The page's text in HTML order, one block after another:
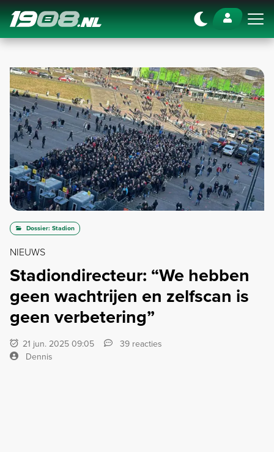
Navigation
Dossier: Stadion
NIEUWS
Stadiondirecteur: “We hebben
geen wachtrijen en zelfscan is
geen verbetering”
21 jun. 2025 09:05
39 reacties
Dennis